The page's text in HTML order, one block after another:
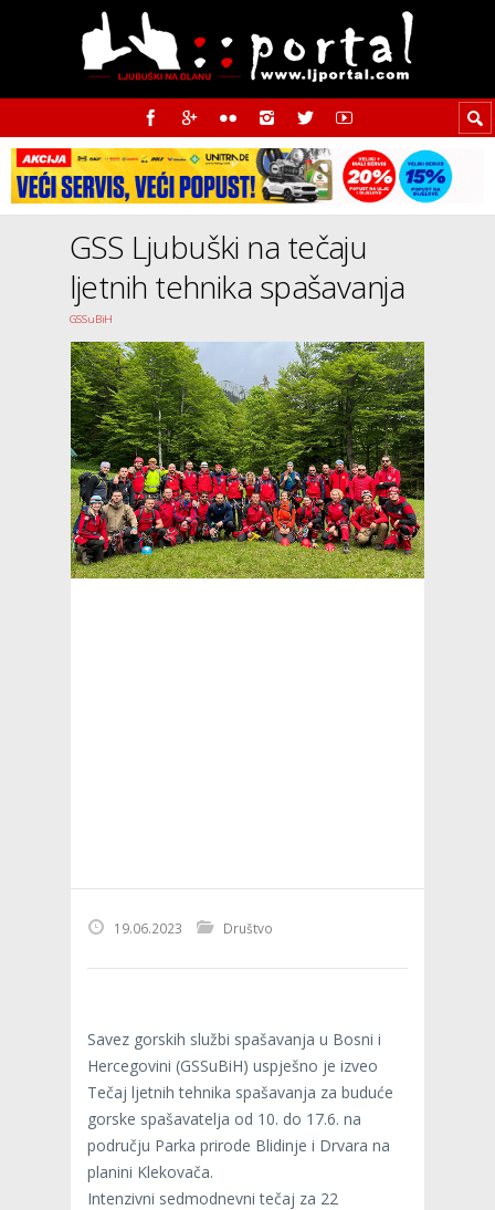
GSS Ljubuški na tečaju
ljetnih tehnika spašavanja
GSSuBiH
19.06.2023 Društvo
Savez gorskih službi spašavanja u Bosni i
Hercegovini (GSSuBiH) uspješno je izveo
Tečaj ljetnih tehnika spašavanja za buduće
gorske spašavatelja od 10. do 17.6. na
području Parka prirode Blidinje i Drvara na
planini Klekovača.
Intenzivni sedmodnevni tečaj za 22